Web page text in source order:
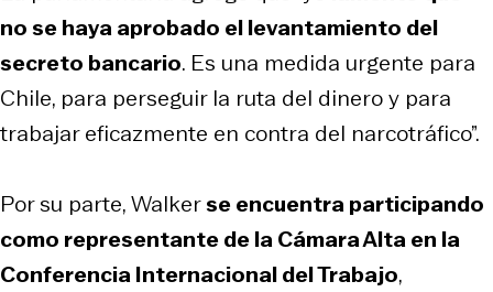
no se haya aprobado el levantamiento del
secreto bancario. Es una medida urgente para
Chile, para perseguir la ruta del dinero y para
trabajar eficazmente en contra del narcotráfico”.
Por su parte, Walkerse encuentra participando
como representante de la Cámara Alta en la
Conferencia Internacional del Trabajo,